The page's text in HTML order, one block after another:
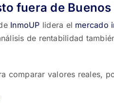
fuera de Buenos
InmoUP lidera el mercado
de rentabilidad
comparar valores reales,